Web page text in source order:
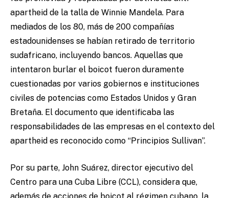
apartheid de la talla de Winnie Mandela. Para
mediados de los 80, más de 200 compañías
estadounidenses se habían retirado de territorio
sudafricano, incluyendo bancos. Aquellas que
intentaron burlar el boicot fueron duramente
cuestionadas por varios gobiernos e instituciones
civiles de potencias como Estados Unidos y Gran
Bretaña. El documento que identificaba las
responsabilidades de las empresas en el contexto del
apartheid es reconocido como “Principios Sullivan”.
Por su parte, John Suárez, director ejecutivo del
Centro para una Cuba Libre (CCL), considera que,